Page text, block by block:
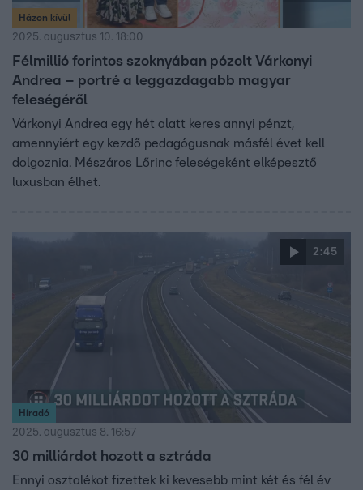
Házon kívül
2025. augusztus 10. 18:00
Félmillió forintos szoknyában pózolt Várkonyi
Andrea – portré a leggazdagabb magyar
feleségéről
Várkonyi Andrea egy hét alatt keres annyi pénzt,
amennyiért egy kezdő pedagógusnak másfél évet kell
dolgoznia. Mészáros Lőrinc feleségeként elképesztő
luxusban élhet.
2:45
Híradó
2025. augusztus 8. 16:57
30 milliárdot hozott a sztráda
Ennyi osztalékot fizettek ki kevesebb mint két és fél év